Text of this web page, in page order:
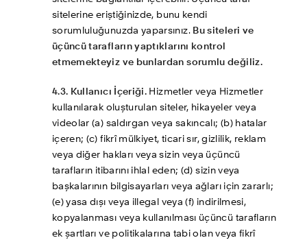
sitelerine eriştiğinizde, bunu kendi
sorumluluğunuzda yaparsınız. Bu siteleri ve
üçüncü tarafların yaptıklarını kontrol
etmemekteyiz ve bunlardan sorumlu değiliz.
4.3. Kullanıcı İçeriği. Hizmetler veya Hizmetler
kullanılarak oluşturulan siteler, hikayeler veya
videolar (a) saldırgan veya sakıncalı; (b) hatalar
içeren; (c) fikrî mülkiyet, ticari sır, gizlilik, reklam
veya diğer hakları veya sizin veya üçüncü
tarafların itibarını ihlal eden; (d) sizin veya
başkalarının bilgisayarları veya ağları için zararlı;
(e) yasa dışı veya illegal veya (f) indirilmesi,
kopyalanması veya kullanılması üçüncü tarafların
ek şartları ve politikalarına tabi olan veya fikrî